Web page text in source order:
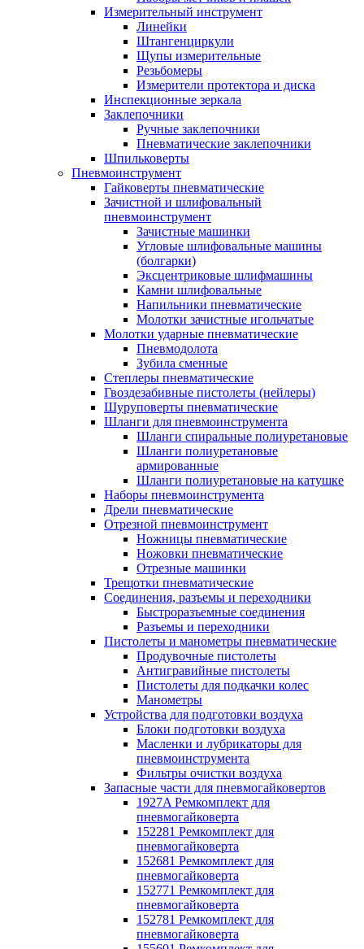
Измерительный инструмент
Линейки
Штангенциркули
Щупы измерительные
Резьбомеры
Измерители протектора и диска
Инспекционные зеркала
Заклепочники
Ручные заклепочники
Пневматические заклепочники
Шпильковерты
Пневмоинструмент
Гайковерты пневматические
Зачистной и шлифовальный
пневмоинструмент
Зачистные машинки
Угловые шлифовальные машины
(болгарки)
Эксцентриковые шлифмашины
Камни шлифовальные
Напильники пневматические
Молотки зачистные игольчатые
Молотки ударные пневматические
Пневмодолота
Зубила сменные
Степлеры пневматические
Гвоздезабивные пистолеты (нейлеры)
Шуруповерты пневматические
Шланги для пневмоинструмента
Шланги спиральные полиуретановые
Шланги полиуретановые
армированные
Шланги полиуретановые на катушке
Наборы пневмоинструмента
Дрели пневматические
Отрезной пневмоинструмент
Ножницы пневматические
Ножовки пневматические
Отрезные машинки
Трещотки пневматические
Соединения, разъемы и переходники
Быстроразъемные соединения
Разъемы и переходники
Пистолеты и манометры пневматические
Продувочные пистолеты
Антигравийные пистолеты
Пистолеты для подкачки колес
Манометры
Устройства для подготовки воздуха
Блоки подготовки воздуха
Масленки и лубрикаторы для
пневмоинструмента
Фильтры очистки воздуха
Запасные части для пневмогайковертов
1927A Ремкомплект для
пневмогайковерта
152281 Ремкомплект для
пневмогайковерта
152681 Ремкомплект для
пневмогайковерта
152771 Ремкомплект для
пневмогайковерта
152781 Ремкомплект для
пневмогайковерта